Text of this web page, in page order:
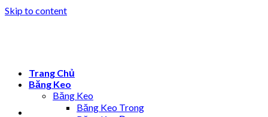
Skip to content
Trang Chủ
Băng Keo
Băng Keo
Băng Keo Trong